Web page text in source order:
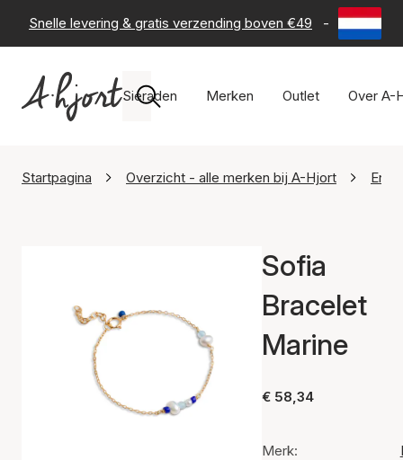
Snelle levering & gratis verzending boven €49 - 60 dagen
Sieraden Merken Outlet Over A-
Startpagina Overzicht - alle merken bij A-Hjort
Sofia
Bracelet
Marine
€ 58,34
Merk: